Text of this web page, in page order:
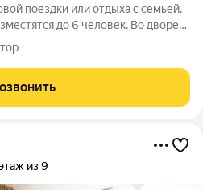
поездки или отдыха с семьей.
до 6 человек. Во дворе
расположена платная
полностью оснащена всем
из 9